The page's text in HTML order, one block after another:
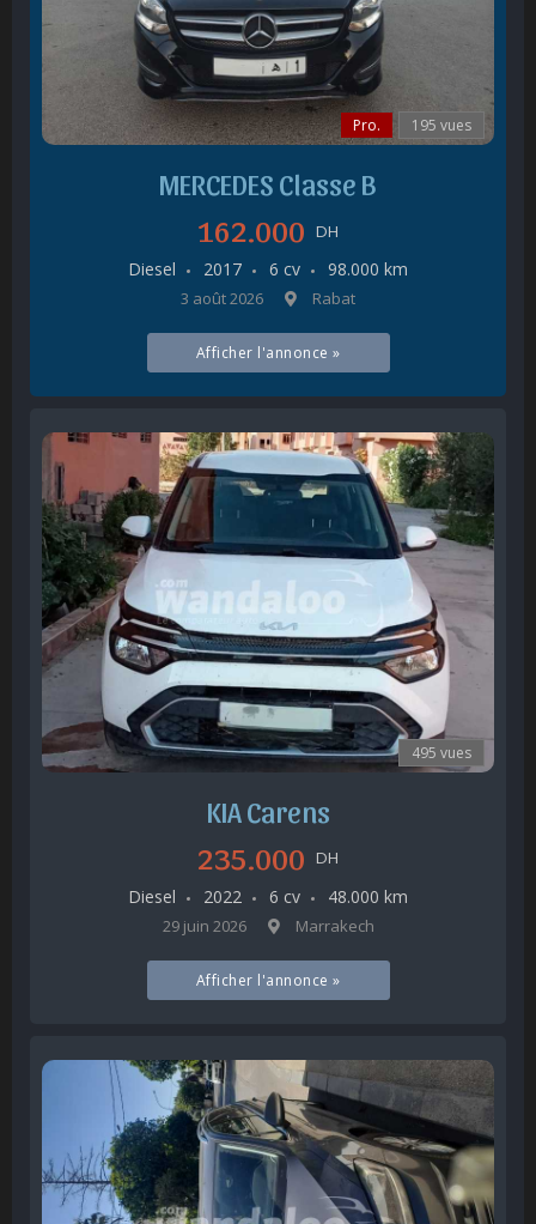
Pro. 195 vues
MERCEDES Classe B
162.000 DH
Diesel 2017 6 cv 98.000 km
3 août 2026 Rabat
Afficher l'annonce »
495 vues
KIA Carens
235.000 DH
Diesel 2022 6 cv 48.000 km
29 juin 2026 Marrakech
Afficher l'annonce »